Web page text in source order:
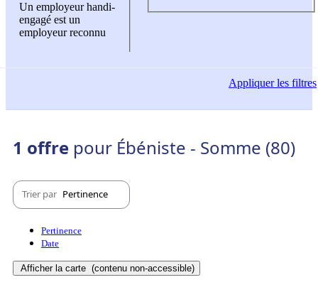
Un employeur handi-
engagé est un
employeur reconnu
Appliquerles filtres
1 offre pour Ébéniste - Somme (80)
Trier par Pertinence
Pertinence
Date
Afficher la carte (contenu non-accessible)